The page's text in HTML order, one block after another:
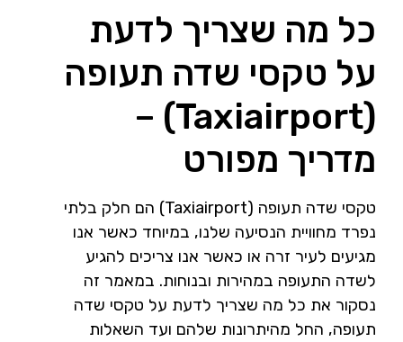
כל מה שצריך לדעת
על טקסי שדה תעופה
(Taxiairport) –
מדריך מפורט
טקסי שדה תעופה (Taxiairport) הם חלק בלתי
נפרד מחוויית הנסיעה שלנו, במיוחד כאשר אנו
מגיעים לעיר זרה או כאשר אנו צריכים להגיע
לשדה התעופה במהירות ובנוחות. במאמר זה
נסקור את כל מה שצריך לדעת על טקסי שדה
תעופה, החל מהיתרונות שלהם ועד השאלות